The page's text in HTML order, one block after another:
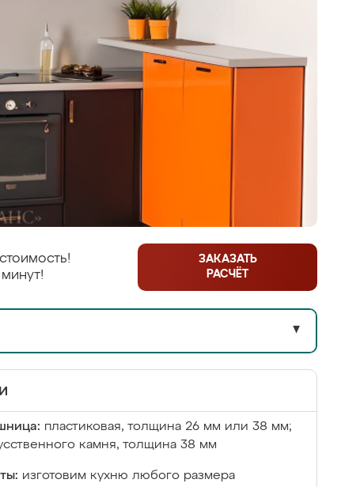
ЗАКАЗАТЬ
РАСЧЁТ
▼
пластиковая, толщина 26 мм или 38 мм;
камня, толщина 38 мм
изготовим кухню любого размера